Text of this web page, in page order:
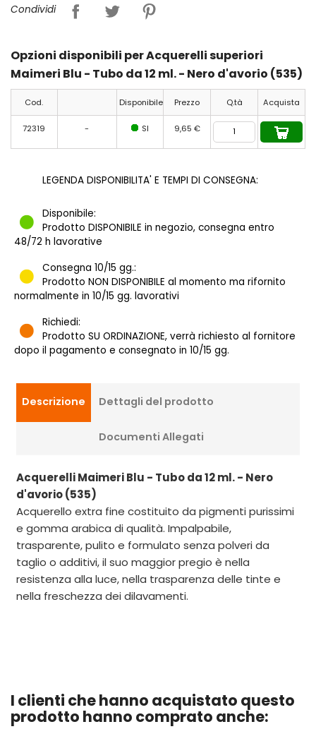
Condividi
Opzioni disponibili per Acquerelli superiori
Maimeri Blu - Tubo da 12 ml. - Nero d'avorio (535)
Cod. Disponibile Prezzo Q.tà Acquista
72319 - SI 9,65 €
LEGENDA DISPONIBILITA' E TEMPI DI CONSEGNA:
Disponibile:
Prodotto DISPONIBILE in negozio, consegna entro
48/72 h lavorative
Consegna 10/15 gg.:
Prodotto NON DISPONIBILE al momento ma rifornito
normalmente in 10/15 gg. lavorativi
Richiedi:
Prodotto SU ORDINAZIONE, verrà richiesto al fornitore
dopo il pagamento e consegnato in 10/15 gg.
Descrizione Dettagli del prodotto
Documenti Allegati
Acquerelli Maimeri Blu - Tubo da 12 ml. - Nero
d'avorio (535)
Acquerello extra fine costituito da pigmenti purissimi
e gomma arabica di qualità. Impalpabile,
trasparente, pulito e formulato senza polveri da
taglio o additivi, il suo maggior pregio è nella
resistenza alla luce, nella trasparenza delle tinte e
nella freschezza dei dilavamenti.
I clienti che hanno acquistato questo
prodotto hanno comprato anche: